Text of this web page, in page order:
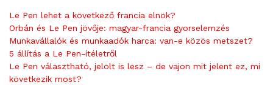
Le Pen lehet a következő francia elnök?
Orbán és Le Pen jövője: magyar-francia gyorselemzés
Munkavállalók és munkaadók harca: van-e közös metszet?
5 állítás a Le Pen-ítéletről
Le Pen választható, jelölt is lesz – de vajon mit jelent ez, mi
következik most?